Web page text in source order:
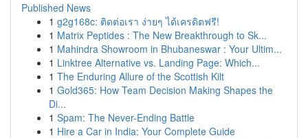
Published News
1 g2g168c: ติดต่อเรา ง่ายๆ ได้เครดิตฟรี!
1 Matrix Peptides : The New Breakthrough to Sk...
1 Mahindra Showroom in Bhubaneswar : Your Ultim...
1 Linktree Alternative vs. Landing Page: Which...
1 The Enduring Allure of the Scottish Kilt
1 Gold365: How Team Decision Making Shapes the
Di...
1 Spam: The Never-Ending Battle
1 Hire a Car in India: Your Complete Guide